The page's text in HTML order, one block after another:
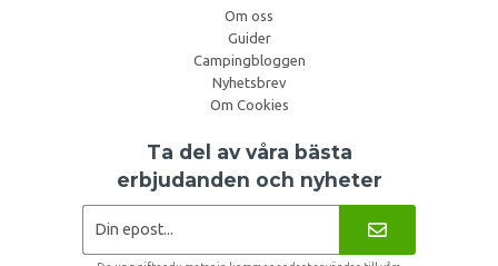
Om oss
Guider
Campingbloggen
Nyhetsbrev
Om Cookies
Ta del av våra bästa
erbjudanden och nyheter